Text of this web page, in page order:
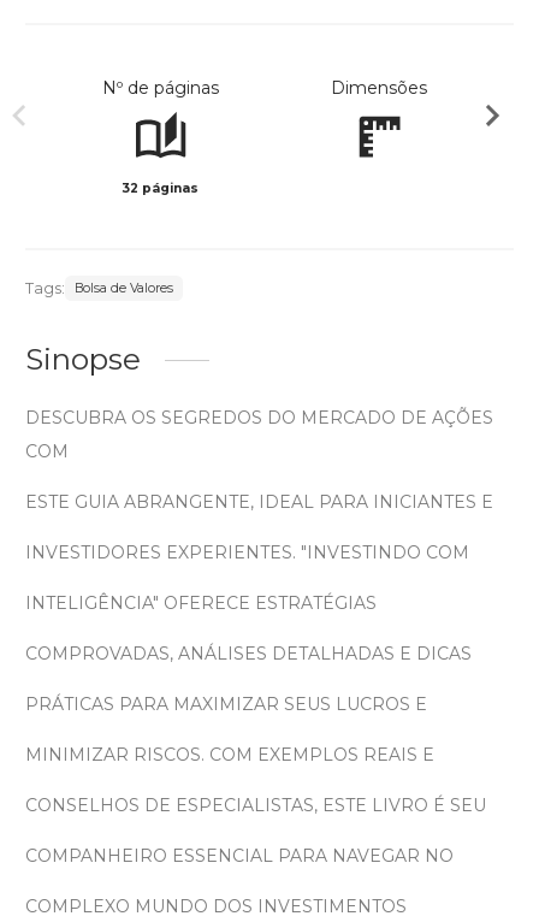
Nº de páginas
32 páginas
Dimensões
Tags: Bolsa de Valores
Sinopse
DESCUBRA OS SEGREDOS DO MERCADO DE AÇÕES
COM
ESTE GUIA ABRANGENTE, IDEAL PARA INICIANTES E
INVESTIDORES EXPERIENTES. "INVESTINDO COM
INTELIGÊNCIA" OFERECE ESTRATÉGIAS
COMPROVADAS, ANÁLISES DETALHADAS E DICAS
PRÁTICAS PARA MAXIMIZAR SEUS LUCROS E
MINIMIZAR RISCOS. COM EXEMPLOS REAIS E
CONSELHOS DE ESPECIALISTAS, ESTE LIVRO É SEU
COMPANHEIRO ESSENCIAL PARA NAVEGAR NO
COMPLEXO MUNDO DOS INVESTIMENTOS